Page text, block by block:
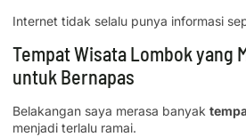
Internet tidak selalu punya informasi
Tempat Wisata Lombok yang
untuk Bernapas
Belakangan saya merasa banyak
menjadi terlalu ramai.